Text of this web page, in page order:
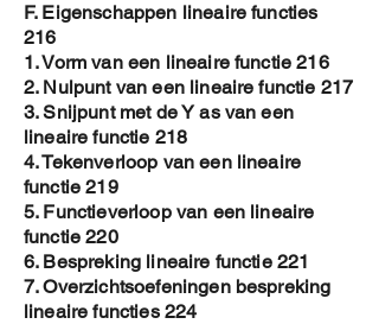
F. Eigenschappen lineaire functies
216
1. Vorm van een lineaire functie 216
2. Nulpunt van een lineaire functie 217
3. Snijpunt met de Y as van een
lineaire functie 218
4. Tekenverloop van een lineaire
functie 219
5. Functieverloop van een lineaire
functie 220
6. Bespreking lineaire functie 221
7. Overzichtsoefeningen bespreking
lineaire functies 224